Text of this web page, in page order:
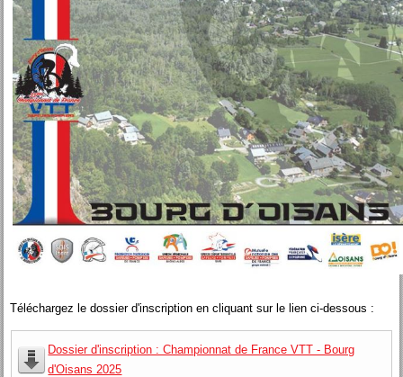
Téléchargez le dossier d'inscription en cliquant sur le lien ci-dessous :
Dossier d'inscription : Championnat de France VTT - Bourg
d'Oisans 2025